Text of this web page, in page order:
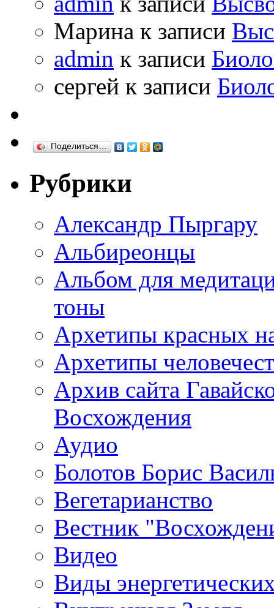
Марина к записи
admin к записи
сергей к записи
Поделиться…
Рубрики
Александр Пыргару
Альбиреонцы
Альбом для
тоны
Архетипы красных
Архетипы
Архив сайта
Восхождения
Аудио
Болотов Борис
Вегетарианство
Вестник
Видео
Виды